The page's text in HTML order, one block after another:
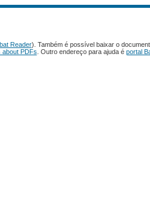
Reader). Também é possível baixar o
about PDFs . Outro endereço para ajuda é portal